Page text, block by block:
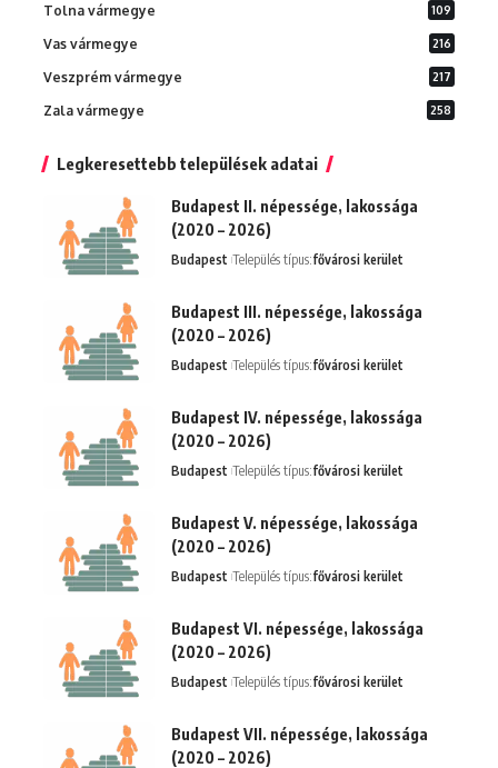
Tolna vármegye 109
Vas vármegye 216
Veszprém vármegye 217
Zala vármegye 258
Legkeresettebb települések adatai
Budapest II. népessége, lakossága
(2020 – 2026)
Budapest Település típus:fővárosi kerület
Budapest III. népessége, lakossága
(2020 – 2026)
Budapest Település típus:fővárosi kerület
Budapest IV. népessége, lakossága
(2020 – 2026)
Budapest Település típus:fővárosi kerület
Budapest V. népessége, lakossága
(2020 – 2026)
Budapest Település típus:fővárosi kerület
Budapest VI. népessége, lakossága
(2020 – 2026)
Budapest Település típus:fővárosi kerület
Budapest VII. népessége, lakossága
(2020 – 2026)